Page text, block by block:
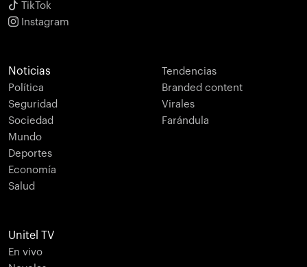
TikTok
Instagram
Noticias
Política
Seguridad
Sociedad
Mundo
Deportes
Economía
Salud
Tendencias
Branded content
Virales
Farándula
Unitel TV
En vivo